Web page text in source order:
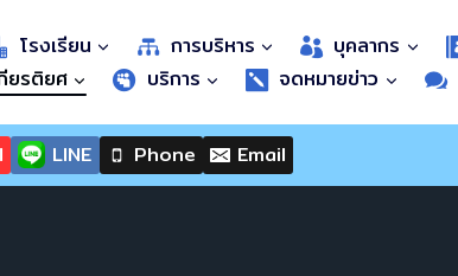
โรงเรียน การบริหาร บุคลากร
ยรติยศ
บริการ จดหมายข่าว
LINE Phone Email